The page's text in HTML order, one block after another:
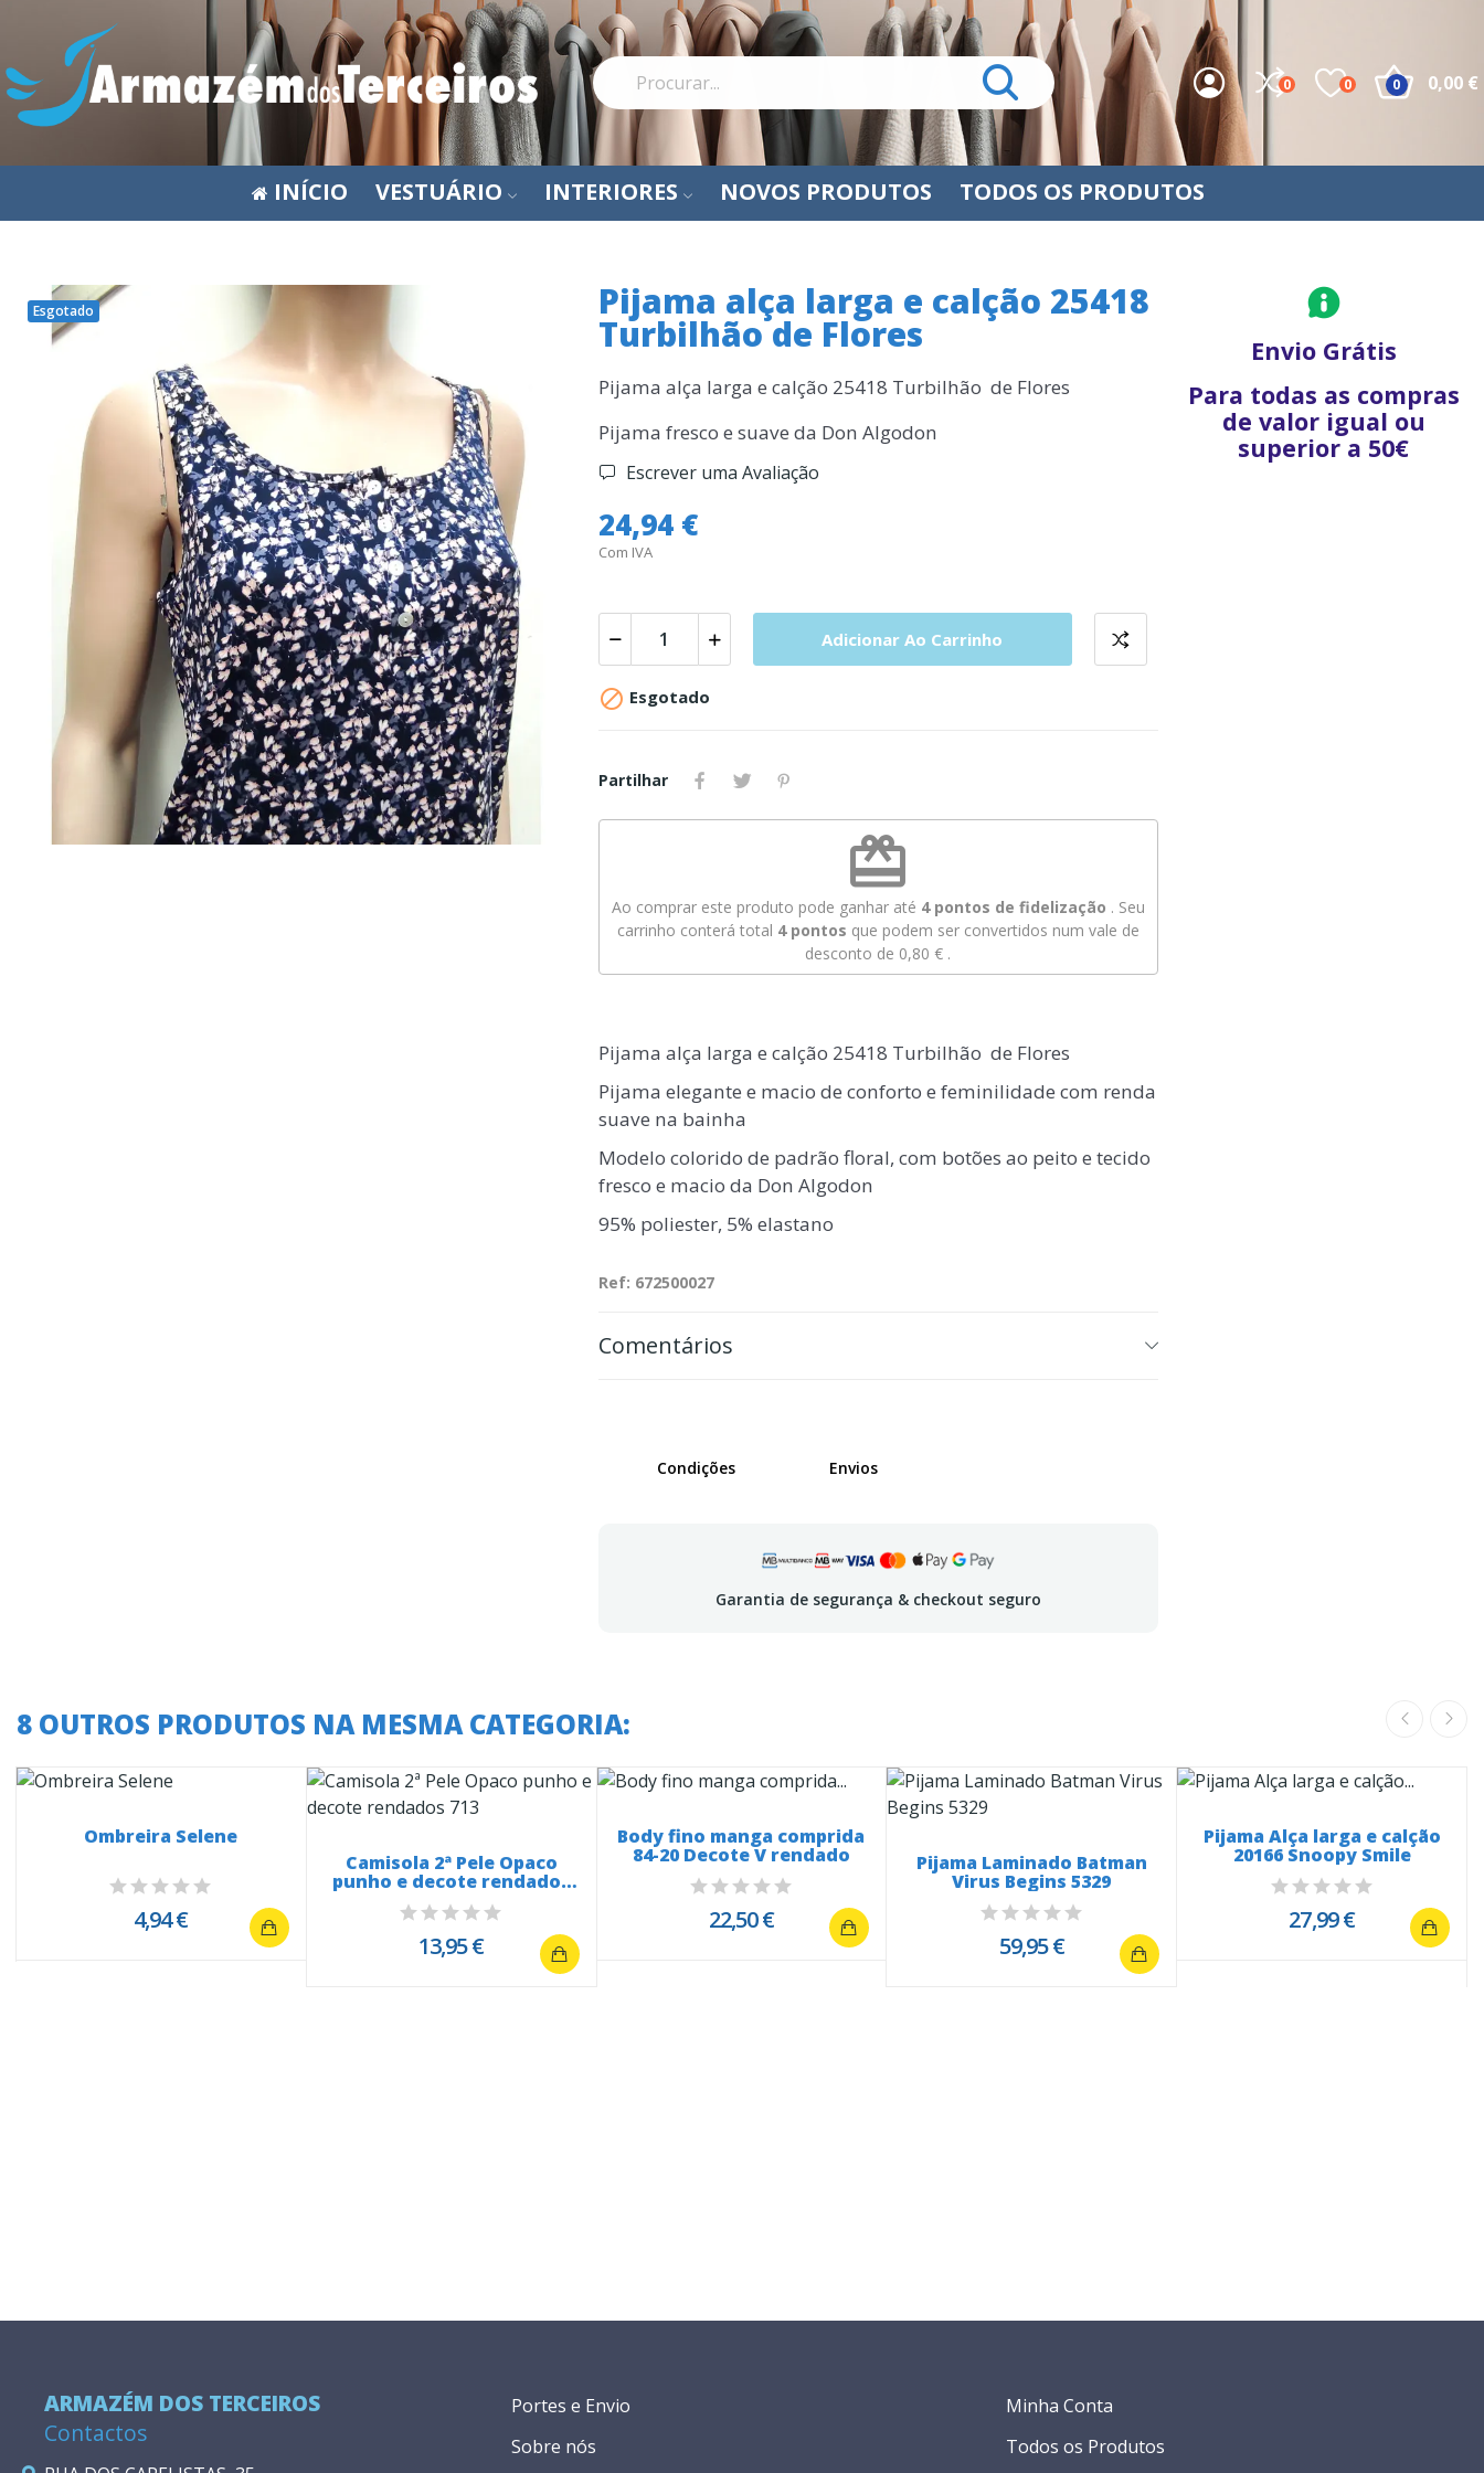
0 0 0,00 €
0
INÍCIO VESTUÁRIO INTERIORES NOVOS PRODUTOS TODOS OS PRODUTOS
Esgotado Pijama alça larga e calção 25418
Turbilhão de Flores
Pijama alça larga e calção 25418 Turbilhão de Flores
Pijama fresco e suave da Don Algodon
Escrever uma Avaliação
24,94 €
Com IVA
Adicionar Ao Carrinho
 Esgotado
Partilhar
redeem
Ao comprar este produto pode ganhar até 4pontos de fidelização . Seu
carrinho conterá total 4pontos que podem ser convertidos num vale de
desconto de 0,80 € .
Pijama alça larga e calção 25418 Turbilhão de Flores
Pijama elegante e macio de conforto e feminilidade com renda
suave na bainha
Modelo colorido de padrão floral, com botões ao peito e tecido
fresco e macio da Don Algodon
95% poliester, 5% elastano
Ref: 672500027
Comentários
Condições Envios
Garantia de segurança & checkout seguro
Envio Grátis
Para todas as compras
de valor igual ou
superior a 50€
8 OUTROS PRODUTOS NA MESMA CATEGORIA:
Ombreira Selene
4,94 €
Camisola 2ª Pele Opaco
punho e decote rendados
713
13,95 €
Body fino manga comprida
84-20 Decote V rendado
22,50 €
Pijama Laminado Batman
Virus Begins 5329
59,95 €
Pijama Alça larga e calção
20166 Snoopy Smile
27,99 €
ARMAZÉM DOS TERCEIROS
Contactos
Portes e Envio
Sobre nós
Minha Conta
Todos os Produtos